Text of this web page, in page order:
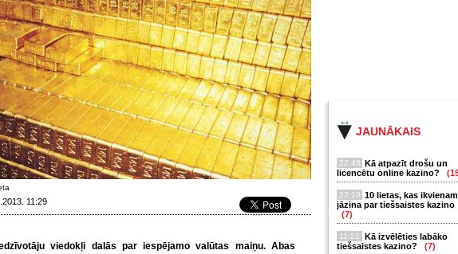
JAUNĀKAIS
22:48 Kā atpazīt drošu un
licencētu online kazino?
22:10 10 lietas, kas ikvienam
jāzina par tiešsaistes kazino
(7)
11:22
Kā izvēlēties labāko
tiešsaistes kazino?
(7)
11:29
viedokļi dalās par iespējamo valūtas maiņu. Abas